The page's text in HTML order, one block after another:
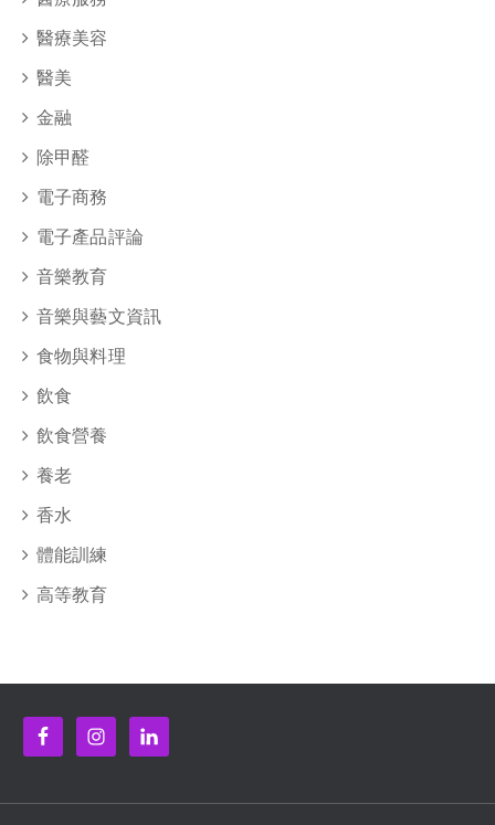
醫療美容
醫美
金融
除甲醛
電子商務
電子產品評論
音樂教育
音樂與藝文資訊
食物與料理
飲食
飲食營養
養老
香水
體能訓練
高等教育